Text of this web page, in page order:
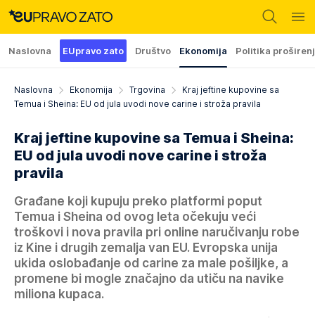
Naslovna EUpravo zato Društvo Ekonomija Politika
Naslovna Ekonomija Trgovina
Kraj jeftine kupovine sa
Temua i Sheina: EU od jula uvodi nove carine i stroža pravila
Kraj jeftine kupovine sa Temua i Sheina:
EU od jula uvodi nove carine i stroža
pravila
Građane koji kupuju preko platformi poput
Temua i Sheina od ovog leta očekuju veći
troškovi i nova pravila pri online naručivanju robe
iz Kine i drugih zemalja van EU. Evropska unija
ukida oslobađanje od carine za male pošiljke, a
promene bi mogle značajno da utiču na navike
miliona kupaca.